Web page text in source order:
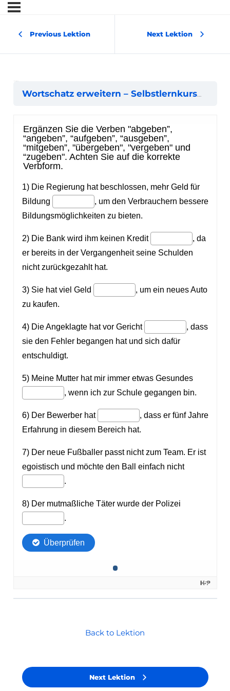
Previous Lektion Next Lektion
Wortschatz erweitern – Selbstlernkurs
Back to Lektion
Next Lektion